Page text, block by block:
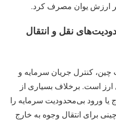
ارزش یوان مصرف کرد.
نقل‌ و انتقال
چین، کنترل جریان سرمایه و
ارز است. برخلاف بسیاری از
یا ورود بی‌محدودیت سرمایه را
برای انتقال وجوه به خارج